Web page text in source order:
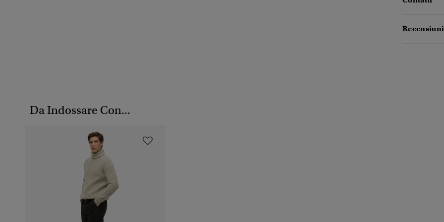
Da Indossare Con...